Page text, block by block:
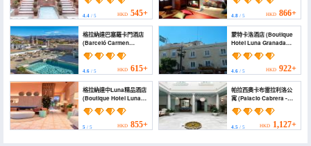
4.4 / 5 HKD 545+ 4.8/ 5 HKD 866+
格拉納達巴塞羅卡門酒店
(Barceló Carmen
Granada)
4.6 / 5 HKD 615+
蒙特卡洛酒店 (Boutique
Hotel Luna Granada
Centro)
4.6/ 5 HKD 922+
格拉納達中Luna精品酒店
(Boutique Hotel Luna
Granada Centro)
5 / 5 HKD 855+
帕拉西奧卡布雷拉利洛公
寓 (Palacio Cabrera -
Lillo)
4.5/ 5 HKD 1,127+